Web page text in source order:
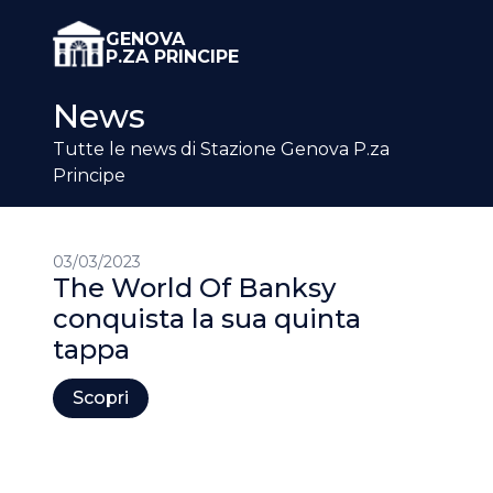
GENOVA
P.ZA PRINCIPE
News
Tutte le news di Stazione Genova P.za
Principe
03/03/2023
The World Of Banksy
conquista la sua quinta
tappa
Scopri